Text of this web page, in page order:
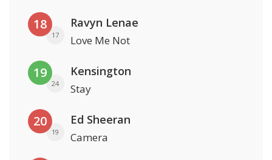
18
17
Ravyn Lenae
Love Me Not
19
24
Kensington
Stay
20
19
Ed Sheeran
Camera